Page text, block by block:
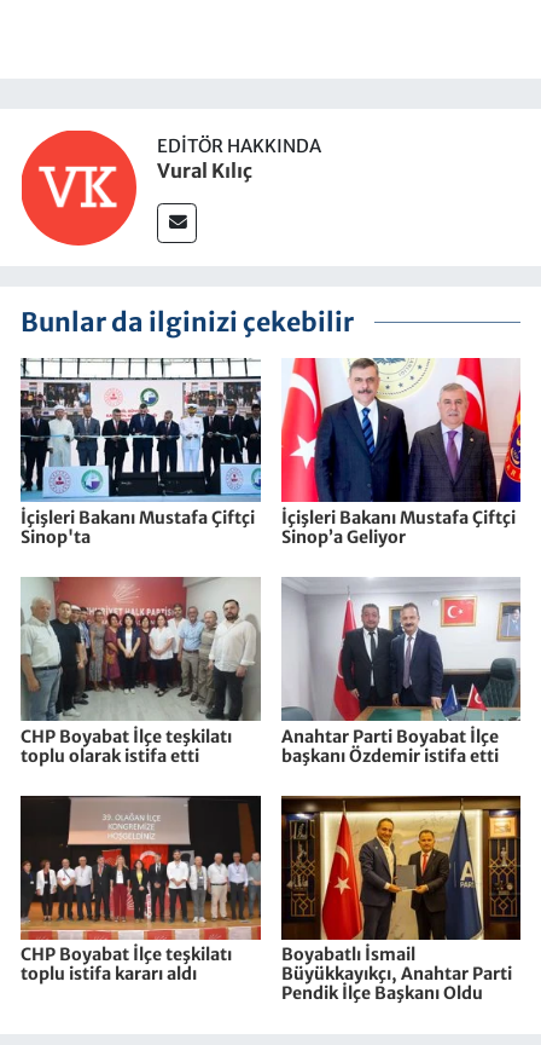
EDITÖR HAKKINDA
Vural Kılıç
Bunlar da ilginizi çekebilir
İçişleri Bakanı Mustafa Çiftçi
Sinop'ta
İçişleri Bakanı Mustafa Çiftçi
Sinop’a Geliyor
CHP Boyabat İlçe teşkilatı
toplu olarak istifa etti
Anahtar Parti Boyabat İlçe
başkanı Özdemir istifa etti
CHP Boyabat İlçe teşkilatı
toplu istifa kararı aldı
Boyabatlı İsmail
Büyükkayıkçı, Anahtar Parti
Pendik İlçe Başkanı Oldu